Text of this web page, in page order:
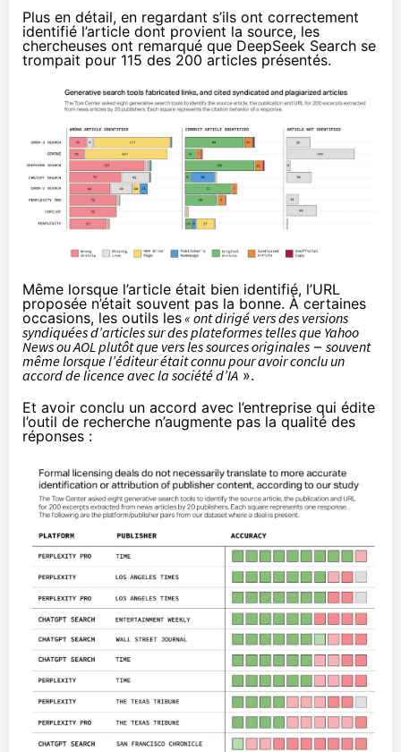
Plus en détail, en regardant s’ils ont correctement
identifié l’article dont provient la source, les
chercheuses ont remarqué que DeepSeek Search se
trompait pour 115 des 200 articles présentés.
Même lorsque l’article était bien identifié, l’URL
proposée n’était souvent pas la bonne. À certaines
occasions, les outils les« ont dirigé vers des versions
syndiquées d’articles sur des plateformes telles que Yahoo
News ou AOL plutôt que vers les sources originales – souvent
même lorsque l’éditeur était connu pour avoir conclu un
accord de licence avec la société d’IA ».
Et avoir conclu un accord avec l’entreprise qui édite
l’outil de recherche n’augmente pas la qualité des
réponses :